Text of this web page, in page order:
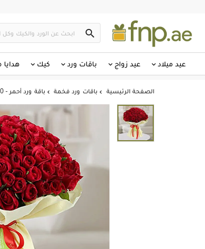

عيد ميلاد عيد زواج باقات ورد كيك
الصفحة الرئيسية  باقات ورد فخمة  باقة ورد أحمر - 150 وردة حمراء لفة لون أبيض